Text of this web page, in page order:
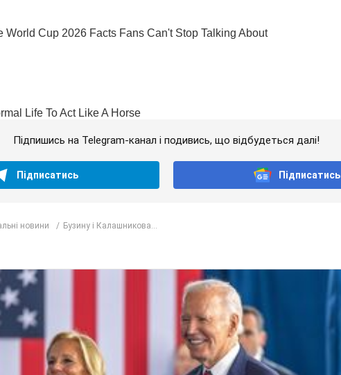
Підпишись на Telegram-канал і подивись, що відбудеться далі!
Підписатись Підписатись
новини Бузину і Калашникова...